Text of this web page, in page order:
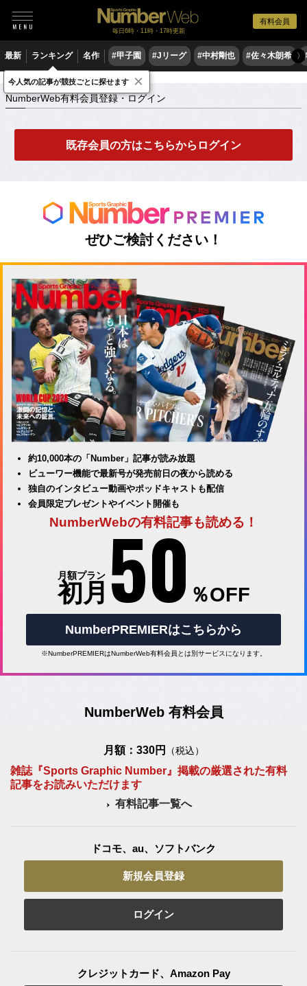
有料会員
毎日6時・11時・17時更新
最新 ランキング 名作 #甲子園 #Jリーグ #中村剛也 #佐々木朗希 〉
NumberWeb有料会員登録・ログイン
NumberWeb有料会員登録・ログイン
既存会員の方はこちらからログイン
ぜひご検討ください！
約10,000本の「Number」記事が読み放題
ビューワー機能で最新号が発売前日の夜から読める
独自のインタビュー動画やポッドキャストも配信
会員限定プレゼントやイベント開催も
NumberWebの有料記事も読める！
月額プラン
初月 50 ％OFF
NumberPREMIERはこちらから
※NumberPREMIERはNumberWeb有料会員とは別サービスになります。
NumberWeb 有料会員
月額：330円 （税込）
雑誌『Sports Graphic Number』掲載の厳選された有料
記事をお読みいただけます
有料記事一覧へ
ドコモ、au、ソフトバンク
新規会員登録
ログイン
クレジットカード、Amazon Pay
今人気の記事が競技ごとに探せます ×